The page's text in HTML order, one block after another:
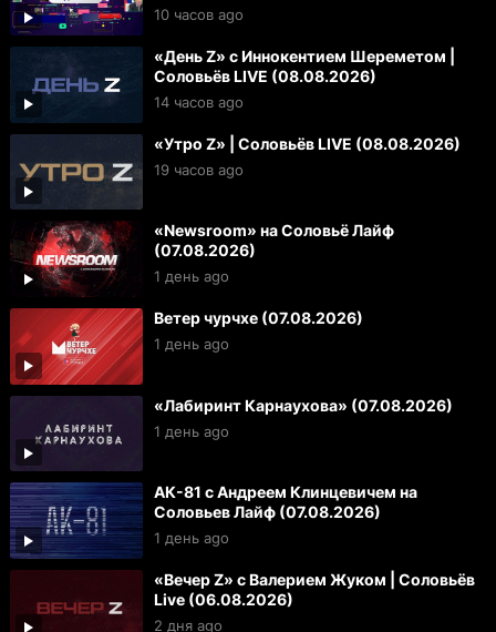
10 часов ago
«День Z» с Иннокентием Шереметом |
Соловьёв LIVE (08.08.2026)
14 часов ago
«Утро Z» | Соловьёв LIVE (08.08.2026)
19 часов ago
«Newsroom» на Соловьё Лайф
(07.08.2026)
1 день ago
Ветер чурчхе (07.08.2026)
1 день ago
«Лабиринт Карнаухова» (07.08.2026)
1 день ago
АК-81 с Андреем Клинцевичем на
Соловьев Лайф (07.08.2026)
1 день ago
«Вечер Z» с Валерием Жуком | Соловьёв
Live (06.08.2026)
2 дня ago